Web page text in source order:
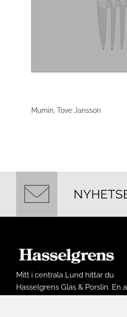
Mumin, Tove Jansson
Mitt i centrala Lund hittar du
Hasselgrens Glas & Porslin. En